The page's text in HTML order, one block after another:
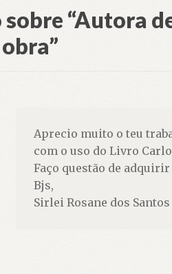
“Autora
”
Aprecio muito o teu
com o uso do Livro
Faço questão de
Bjs,
Sirlei Rosane dos